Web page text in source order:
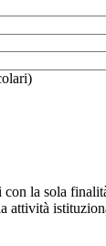
la sola